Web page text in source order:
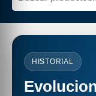
HISTORIAL